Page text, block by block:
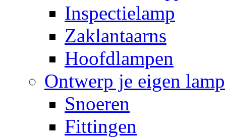
Inspectielamp
Zaklantaarns
Hoofdlampen
Ontwerp je eigen lamp
Snoeren
Fittingen